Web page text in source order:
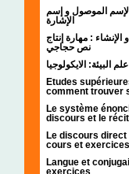
الموصول و إسم
الإشارة
: مهارة إنتاج
نص حجاجي
علم البيئة: الايكولوجيا
Etudes
comment trouver
Le système
discours et le récit
Le discours
cours et exercices
Langue et
exercices